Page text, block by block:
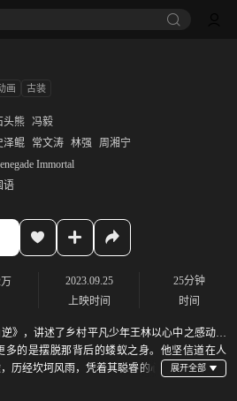
画 古装
头熊 冯毅
泽鲲 常文涛 林强
周湘宁
Immortal
语
2023.09.25
上映时间
25分钟
时间
》，讲述了乡村平凡少年王林以心中之感动，
多的是摆脱那背后的蝼蚁之身。他坚信道在人
历经坎坷风雨，凭着其聪睿的心